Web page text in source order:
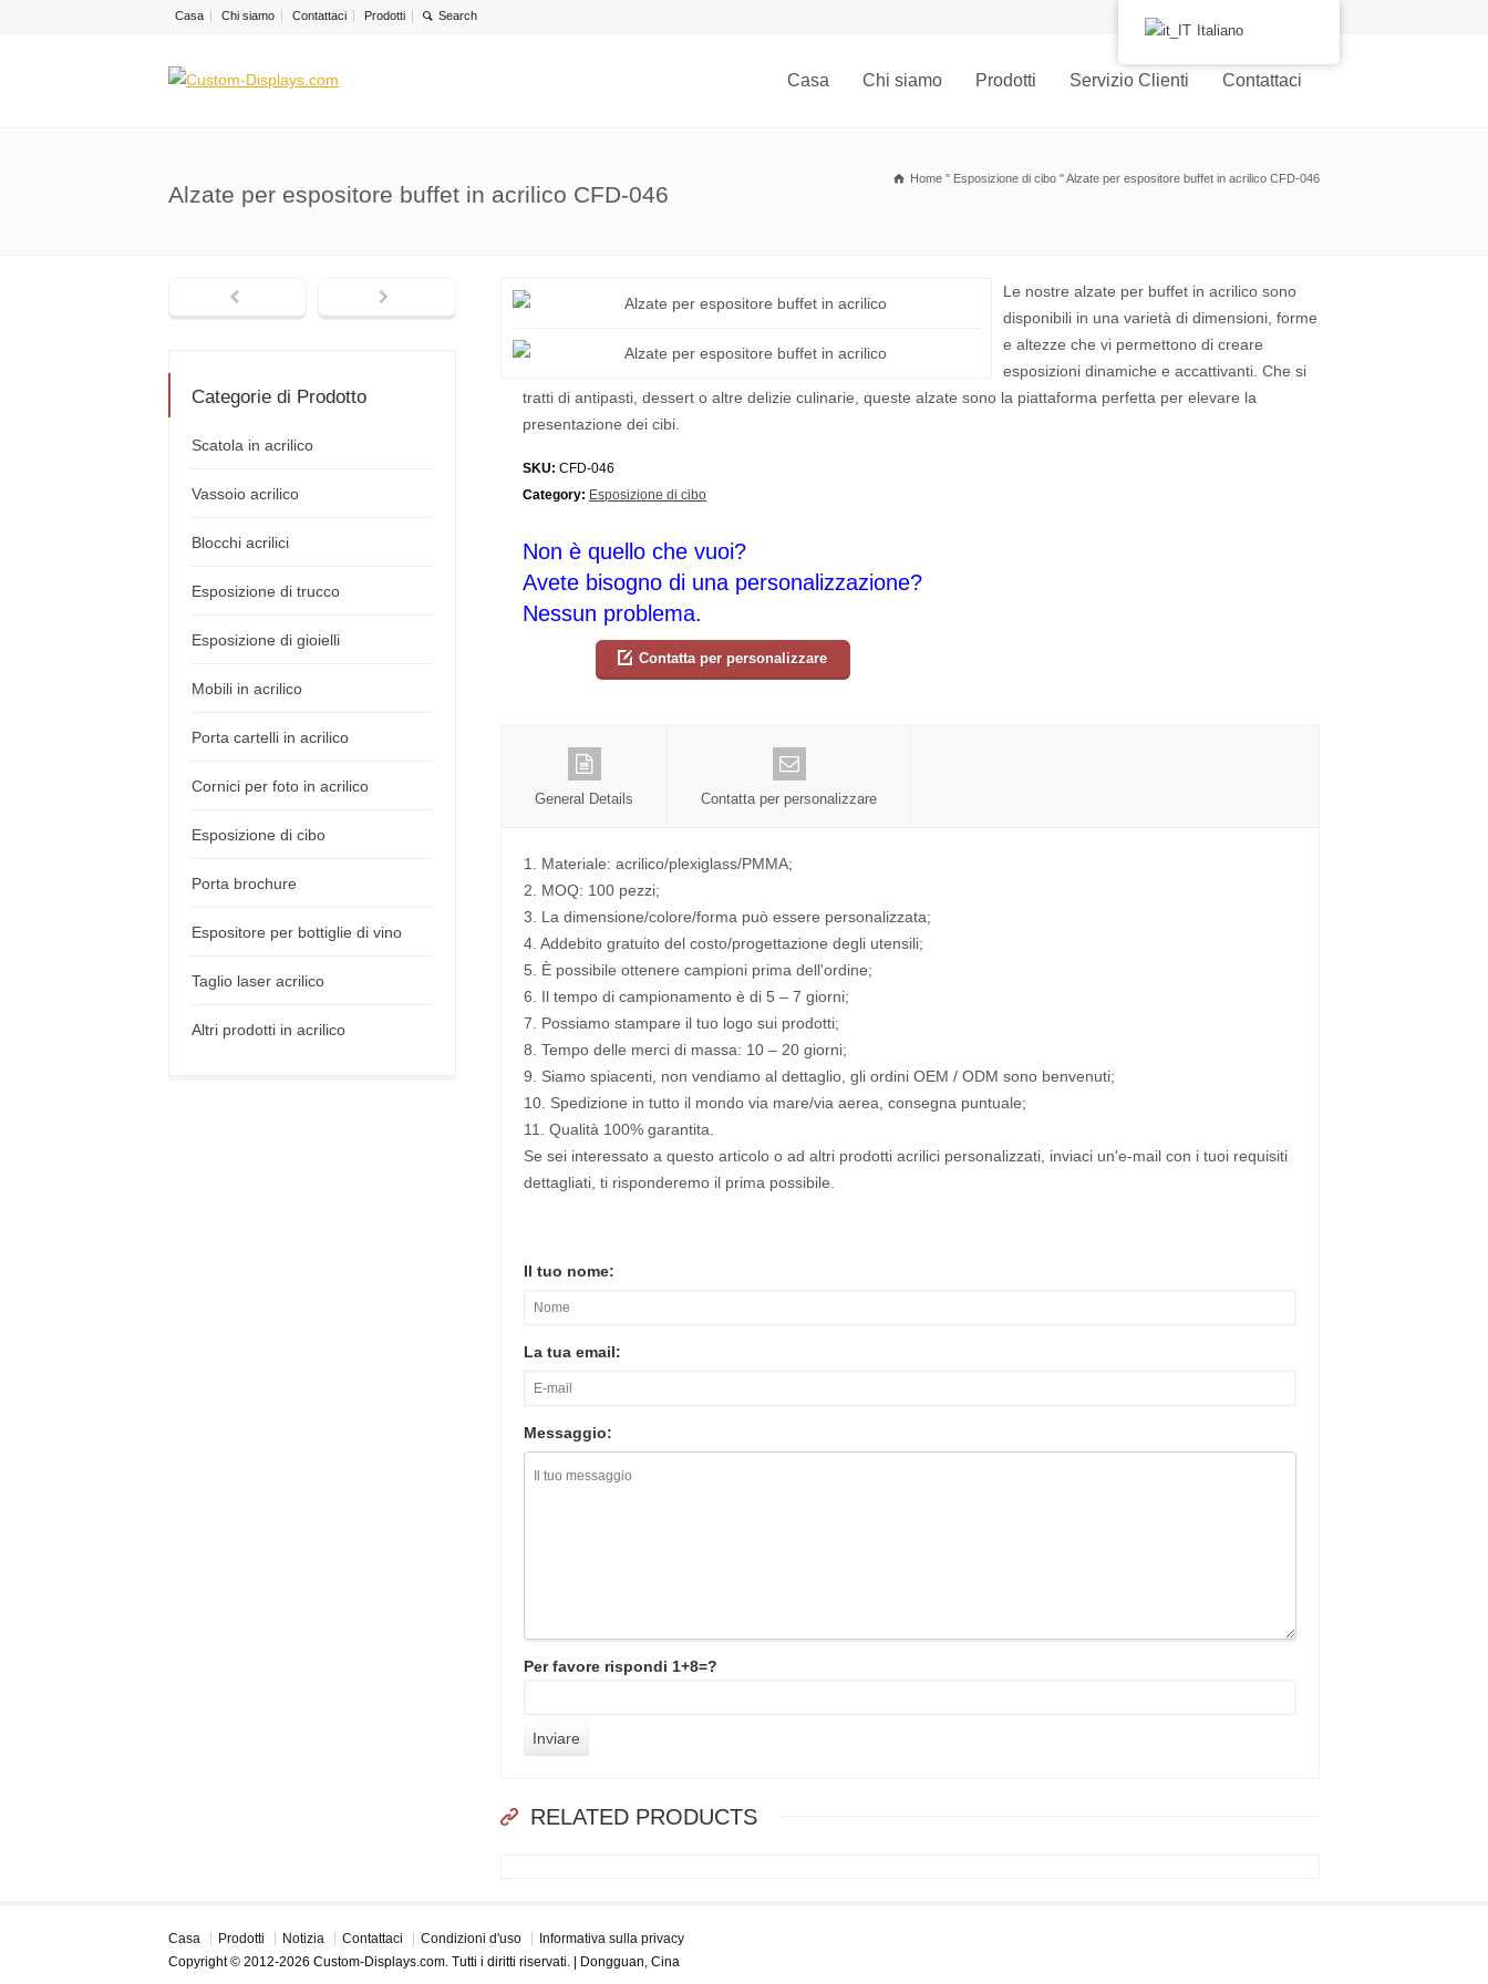
Casa Chi siamo Contattaci Prodotti
Casa Chi siamo Prodotti Servizio Clienti Contattaci
Alzate per espositore buffet in acrilico CFD-046
Home " Esposizione di cibo "Alzate per espositore buffet in acrilico CFD-046
Le nostre alzate per buffet in acrilico sono
disponibili in una varietà di dimensioni, forme
e altezze che vi permettono di creare
esposizioni dinamiche e accattivanti. Che si
tratti di antipasti, dessert o altre delizie culinarie, queste alzate sono la piattaforma perfetta per elevare la
presentazione dei cibi.
SKU: CFD-046
Category: Esposizione di cibo
Non è quello che vuoi?
Avete bisogno di una personalizzazione?
Nessun problema.
Contatta per personalizzare
General Details Contatta per personalizzare
1. Materiale: acrilico/plexiglass/PMMA;
2. MOQ: 100 pezzi;
3. La dimensione/colore/forma può essere personalizzata;
4. Addebito gratuito del costo/progettazione degli utensili;
5. È possibile ottenere campioni prima dell'ordine;
6. Il tempo di campionamento è di 5 – 7 giorni;
7. Possiamo stampare il tuo logo sui prodotti;
8. Tempo delle merci di massa: 10 – 20 giorni;
9. Siamo spiacenti, non vendiamo al dettaglio, gli ordini OEM / ODM sono benvenuti;
10. Spedizione in tutto il mondo via mare/via aerea, consegna puntuale;
11. Qualità 100% garantita.
Se sei interessato a questo articolo o ad altri prodotti acrilici personalizzati, inviaci un'e-mail con i tuoi requisiti
dettagliati, ti risponderemo il prima possibile.
Il tuo nome:
La tua email:
Messaggio:
Per favore rispondi 1+8=?
RELATED PRODUCTS
Categorie di Prodotto
Scatola in acrilico
Vassoio acrilico
Blocchi acrilici
Esposizione di trucco
Esposizione di gioielli
Mobili in acrilico
Porta cartelli in acrilico
Cornici per foto in acrilico
Esposizione di cibo
Porta brochure
Espositore per bottiglie di vino
Taglio laser acrilico
Altri prodotti in acrilico
Casa Prodotti Notizia Contattaci Condizioni d'uso
Informativa sulla privacy
Copyright © 2012-2026 Custom-Displays.com. Tutti i diritti riservati. | Dongguan, Cina
Italiano